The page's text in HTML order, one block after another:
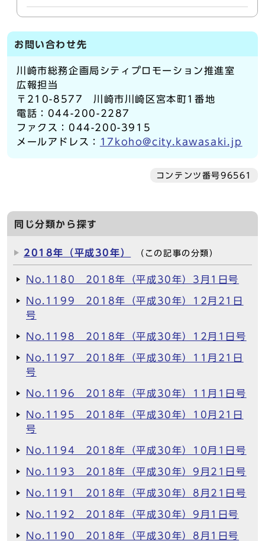
お問い合わせ先
川崎市総務企画局シティプロモーション推進室
広報担当
〒210-8577 川崎市川崎区宮本町1番地
電話：044-200-2287
ファクス：044-200-3915
メールアドレス：
17koho@city.kawasaki.jp
コンテンツ番号96561
同じ分類から探す
2018年（平成30年） （この記事の分類）
No.1180 2018年（平成30年）3月1日号
No.1199 2018年（平成30年）12月21日
号
No.1198 2018年（平成30年）12月1日号
No.1197 2018年（平成30年）11月21日
号
No.1196 2018年（平成30年）11月1日号
No.1195 2018年（平成30年）10月21日
号
No.1194 2018年（平成30年）10月1日号
No.1193 2018年（平成30年）9月21日号
No.1191 2018年（平成30年）8月21日号
No.1192 2018年（平成30年）9月1日号
No.1190 2018年（平成30年）8月1日号